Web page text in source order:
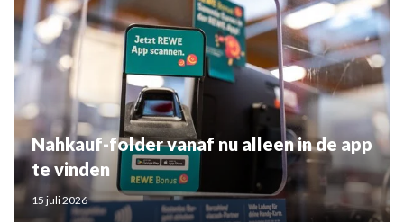
Nahkauf-folder vanaf nu alleen in de app
te vinden
15 juli 2026